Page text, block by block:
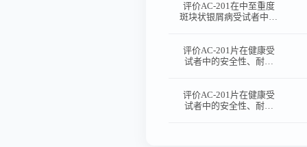
评价AC-201在中至重度
斑块状银屑病受试者中的
机、双盲、平行分组、安
慰剂对照的II期临床试验
评价AC-201片在健康受
试者中的安全性、耐受
双盲、安慰剂对照、单
次/多次给药剂量递增的I
评价AC-201片在健康受
试者中的安全性、耐受